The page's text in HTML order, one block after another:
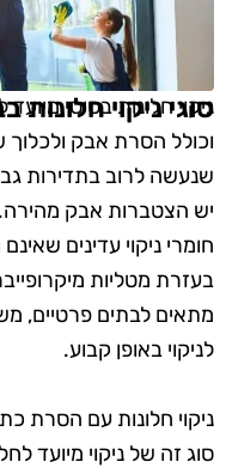
סוגי ניקוי חלונות
ניקוי חלונות בסיסי
וכולל הסרת אבק ולכלוך
שנעשה לרוב בתדירות
יש הצטברות אבק מהירה.
חומרי ניקוי עדינים
בעזרת מטליות
מתאים לבתים פרטיים,
לניקוי באופן קבוע.
ניקוי חלונות עם הסרת
סוג זה של ניקוי מיועד